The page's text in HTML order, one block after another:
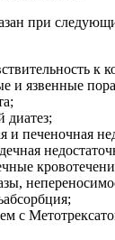
при
к
и язвенные
диатез;
и печеночная
с